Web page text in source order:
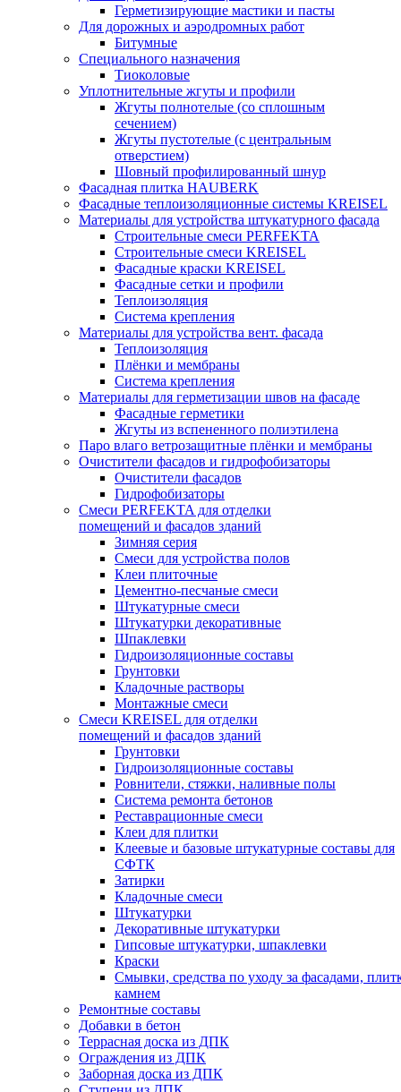
Герметизирующие мастики и пасты
Для дорожных и аэродромных работ
Битумные
Специального назначения
Тиоколовые
Уплотнительные жгуты и профили
Жгуты полнотелые (со сплошным
сечением)
Жгуты пустотелые (с центральным
отверстием)
Шовный профилированный шнур
Фасадная плитка HAUBERK
Фасадные теплоизоляционные системы KREISEL
Материалы для устройства штукатурного фасада
Строительные смеси PERFEKTA
Строительные смеси KREISEL
Фасадные краски KREISEL
Фасадные сетки и профили
Теплоизоляция
Система крепления
Материалы для устройства вент. фасада
Теплоизоляция
Плёнки и мембраны
Система крепления
Материалы для герметизации швов на фасаде
Фасадные герметики
Жгуты из вспененного полиэтилена
Паро влаго ветрозащитные плёнки и мембраны
Очистители фасадов и гидрофобизаторы
Очистители фасадов
Гидрофобизаторы
Смеси PERFEKTA для отделки
помещений и фасадов зданий
Зимняя серия
Смеси для устройства полов
Клеи плиточные
Цементно-песчаные смеси
Штукатурные смеси
Штукатурки декоративные
Шпаклевки
Гидроизоляционные составы
Грунтовки
Кладочные растворы
Монтажные смеси
Смеси KREISEL для отделки
помещений и фасадов зданий
Грунтовки
Гидроизоляционные составы
Ровнители, стяжки, наливные полы
Cистема ремонта бетонов
Реставрационные смеси
Клеи для плитки
Клеевые и базовые штукатурные составы для
СФТК
Затирки
Кладочные смеси
Штукатурки
Декоративные штукатурки
Гипсовые штукатурки, шпаклевки
Краски
Смывки, средства по уходу за фасадами,
камнем
Ремонтные составы
Добавки в бетон
Террасная доска из ДПК
Ограждения из ДПК
Заборная доска из ДПК